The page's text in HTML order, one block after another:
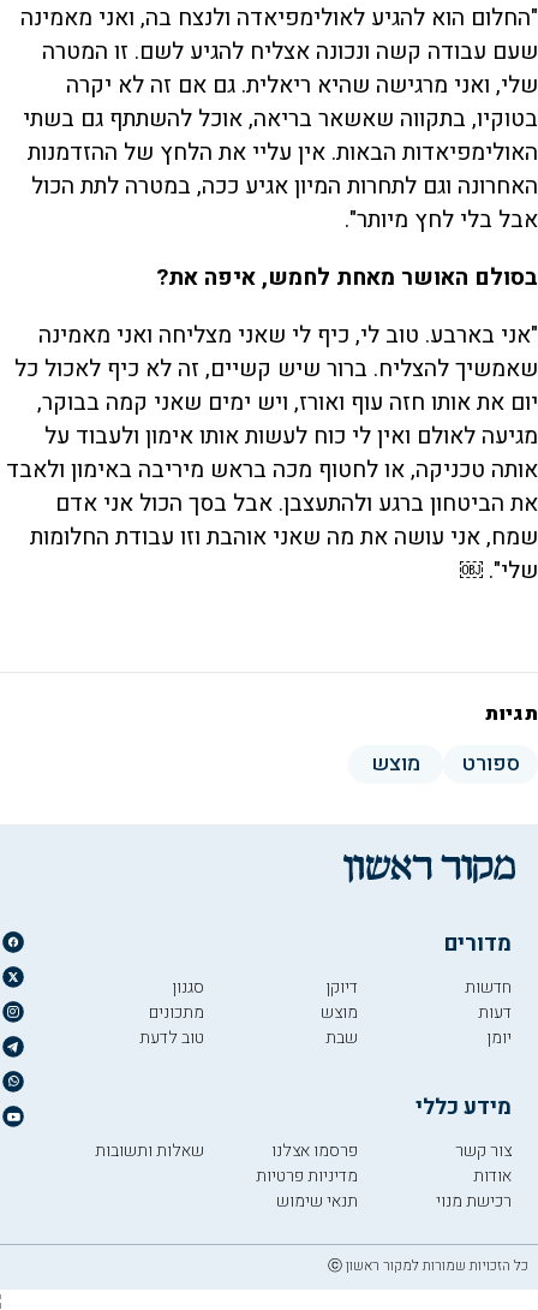
"החלום הוא להגיע לאולימפיאדה ולנצח בה, ואני מאמינה
שעם עבודה קשה ונכונה אצליח להגיע לשם. זו המטרה
שלי, ואני מרגישה שהיא ריאלית. גם אם זה לא יקרה
בטוקיו, בתקווה שאשאר בריאה, אוכל להשתתף גם בשתי
האולימפיאדות הבאות. אין עליי את הלחץ של ההזדמנות
האחרונה וגם לתחרות המיון אגיע ככה, במטרה לתת הכול
אבל בלי לחץ מיותר".
בסולם האושר מאחת לחמש, איפה את?
"אני בארבע. טוב לי, כיף לי שאני מצליחה ואני מאמינה
שאמשיך להצליח. ברור שיש קשיים, זה לא כיף לאכול כל
יום את אותו חזה עוף ואורז, ויש ימים שאני קמה בבוקר,
מגיעה לאולם ואין לי כוח לעשות אותו אימון ולעבוד על
אותה טכניקה, או לחטוף מכה בראש מיריבה באימון ולאבד
את הביטחון ברגע ולהתעצבן. אבל בסך הכול אני אדם
שמח, אני עושה את מה שאני אוהבת וזו עבודת החלומות
שלי". ￼
תגיות
ספורט מוצש
מדורים
חדשות
דעות
יומן
דיוקן
מוצש
שבת
סגנון
מתכונים
טוב לדעת
מידע כללי
צור קשר
אודות
רכישת מנוי
פרסמו אצלנו
מדיניות פרטיות
תנאי שימוש
שאלות ותשובות
כל הזכויות שמורות למקור ראשון ⓒ